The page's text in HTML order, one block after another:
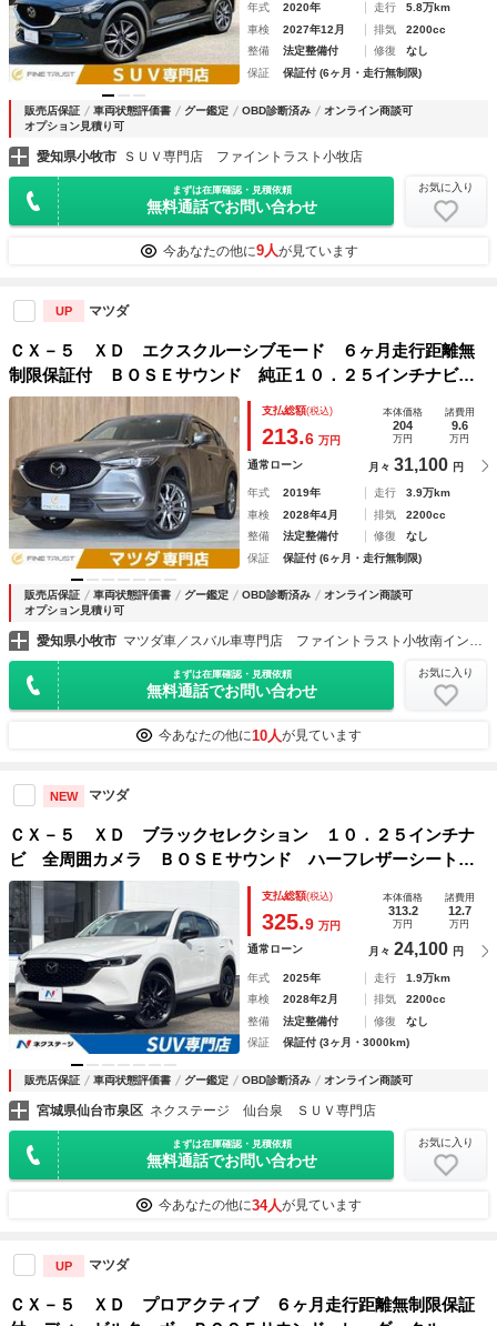
年式 2020年 走行
5.8万km
車検
2027年12月 排気
2200cc
整備
法定整備付 修復
なし
保証
保証付 (6ヶ月・走行無制限)
販売店保証 車両状態評価書 グー鑑定 OBD診断済み
オンライン商談可
オプション見積り可
愛知県小牧市 ＳＵＶ専門店 ファイントラスト小牧店
まずは在庫確認・見積依頼
無料通話でお問い合わせ
お気に入り
今あなたの他に9人が見ています
UP マツダ
ＣＸ－５ ＸＤ エクスクルーシブモード ６ヶ月走行距離無
制限保証付 ＢＯＳＥサウンド 純正１０．２５インチナビ
本革シート シートエアコン レーダークルーズコントロー
ル 衝突軽減ブレーキ 禁煙車 ＥＴＣ ブラインドスポット
モニター
支払総額(税込)
213.6 万円
本体価格
204
万円
諸費用
9.6
万円
通常ローン 月々 31,100 円
年式 2019年 走行
3.9万km
車検
2028年4月 排気
2200cc
整備
法定整備付 修復
なし
保証
保証付 (6ヶ月・走行無制限)
販売店保証 車両状態評価書 グー鑑定 OBD診断済み
オンライン商談可
オプション見積り可
愛知県小牧市 マツダ車／スバル車専門店 ファイントラスト小牧南インター店
まずは在庫確認・見積依頼
無料通話でお問い合わせ
お気に入り
今あなたの他に10人が見ています
NEW マツダ
ＣＸ－５ ＸＤ ブラックセレクション １０．２５インチナ
ビ 全周囲カメラ ＢＯＳＥサウンド ハーフレザーシート／
パワーシート／シートヒーター ワイヤレス充電 純正１９イ
ンチアルミホイール ＡｐｐｌｅＣａｒＰｌａｙ ステアリン
グヒーター
支払総額(税込)
325.9 万円
本体価格
313.2
万円
諸費用
12.7
万円
通常ローン 月々 24,100 円
年式 2025年 走行
1.9万km
車検
2028年2月 排気
2200cc
整備
法定整備付 修復
なし
保証
保証付 (3ヶ月・3000km)
販売店保証 車両状態評価書 グー鑑定 OBD診断済み オンライン商談可
宮城県仙台市泉区 ネクステージ 仙台泉 ＳＵＶ専門店
まずは在庫確認・見積依頼
無料通話でお問い合わせ
お気に入り
今あなたの他に34人が見ています
UP マツダ
ＣＸ－５ ＸＤ プロアクティブ ６ヶ月走行距離無制限保証